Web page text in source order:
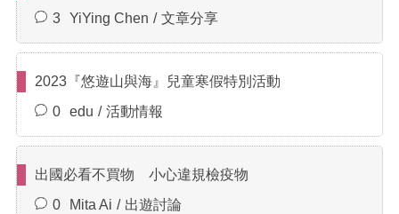
3
YiYing Chen 文章分享
2023『悠遊山與海』兒童寒假特別活動
0
edu 活動情報
出國必看不買物 小心違規檢疫物
0
Mita Ai 出遊討論